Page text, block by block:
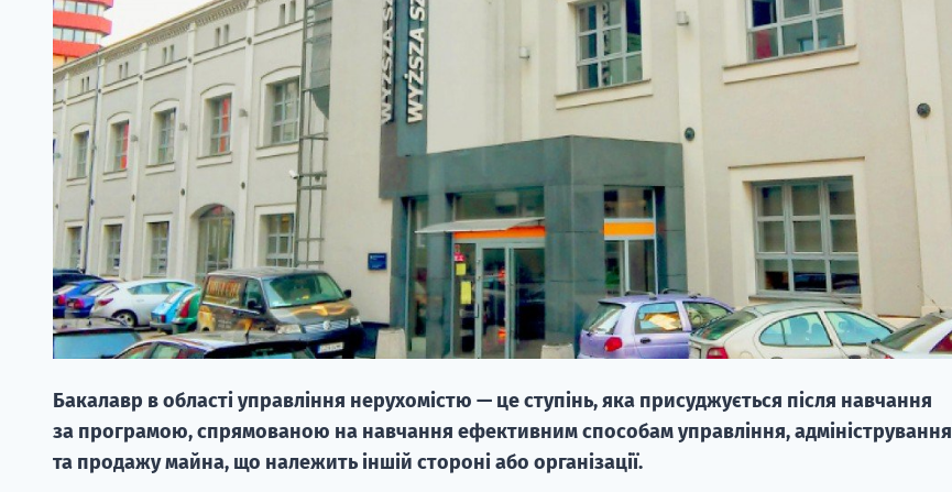
Бакалавр в області управління нерухомістю — це ступінь, яка присуджується після навчання
за програмою, спрямованою на навчання ефективним способам управління, адміністрування
та продажу майна, що належить іншій стороні або організації.